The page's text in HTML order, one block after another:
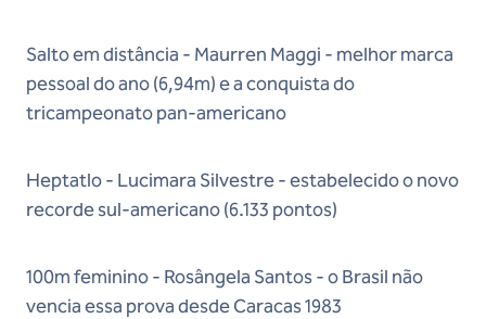
Salto em distância - Maurren Maggi - melhor marca
pessoal do ano (6,94m) e a conquista do
tricampeonato pan-americano
Heptatlo - Lucimara Silvestre - estabelecido o novo
recorde sul-americano (6.133 pontos)
100m feminino - Rosângela Santos - o Brasil não
vencia essa prova desde Caracas 1983